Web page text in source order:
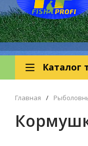
Каталог
Главная /